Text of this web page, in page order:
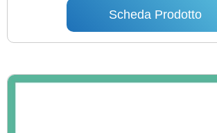
Scheda Prodotto